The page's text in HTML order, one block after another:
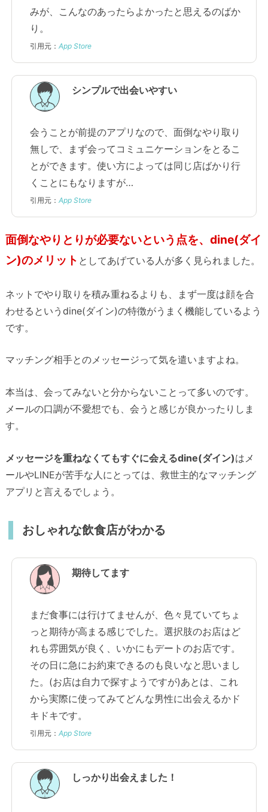
みが、こんなのあったらよかったと思えるのばか
り。
引用元： App Store
シンプルで出会いやすい
会うことが前提のアプリなので、面倒なやり取り
無しで、まず会ってコミュニケーションをとるこ
とができます。使い方によっては同じ店ばかり行
くことにもなりますが…
引用元： App Store
面倒なやりとりが必要ないという点を、dine(ダイ
ン)のメリット としてあげている人が多く見られました。
ネットでやり取りを積み重ねるよりも、まず一度は顔を合
わせるというdine(ダイン)の特徴がうまく機能しているよう
です。
マッチング相手とのメッセージって気を遣いますよね。
本当は、会ってみないと分からないことって多いのです。
メールの口調が不愛想でも、会うと感じが良かったりしま
す。
メッセージを重ねなくてもすぐに会えるdine(ダイン)はメ
ールやLINEが苦手な人にとっては、救世主的なマッチング
アプリと言えるでしょう。
おしゃれな飲食店がわかる
期待してます
まだ食事には行けてませんが、色々見ていてちょ
っと期待が高まる感じでした。選択肢のお店はど
れも雰囲気が良く、いかにもデートのお店です。
その日に急にお約束できるのも良いなと思いまし
た。(お店は自力で探すようですが)あとは、これ
から実際に使ってみてどんな男性に出会えるかド
キドキです。
引用元： App Store
しっかり出会えました！